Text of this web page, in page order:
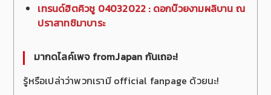
เทรนด์ฮิตคิวชู 04032022 : ดอกบ๊วยงามผลิบาน ณ
ปราสาทชิมาบาระ
มากดไลค์เพจ fromJapan กันเถอะ!
รู้หรือเปล่าว่าพวกเรามี official fanpage ด้วยนะ!